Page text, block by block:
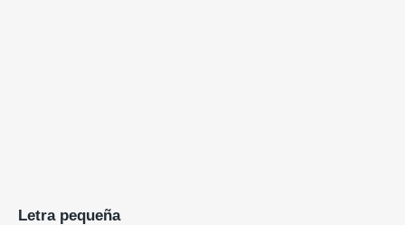
Letra pequeña